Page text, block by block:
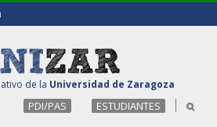
de la Universidad de Zaragoza
PDI/PAS ESTUDIANTES